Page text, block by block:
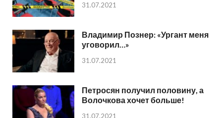
31.07.2021
Владимир Познер: «Ургант меня
уговорил…»
31.07.2021
Петросян получил половину, а
Волочкова хочет больше!
31.07.2021